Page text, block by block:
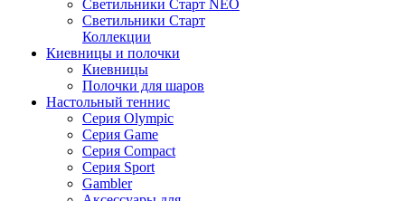
Светильники Старт NEO
Светильники Старт
Коллекции
Киевницы и полочки
Киевницы
Полочки для шаров
Настольный теннис
Серия Olympic
Серия Game
Серия Compact
Серия Sport
Gambler